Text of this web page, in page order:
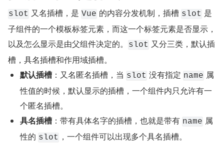
slot 又名插槽，是 Vue 的内容分发机制，插槽 slot 是
子组件的一个模板标签元素，而这一个标签元素是否显示，
以及怎么显示是由父组件决定的。
slot 又分三类，默认插
槽，具名插槽和作用域插槽。
默认插槽 ：又名匿名插槽，当 slot 没有指定 name 属
性值的时候，默认显示的插槽，一个组件内只允许有一
个匿名插槽。
具名插槽 ：带有具体名字的插槽，也就是带有 name 属
性的 slot ，一个组件可以出现多个具名插槽。